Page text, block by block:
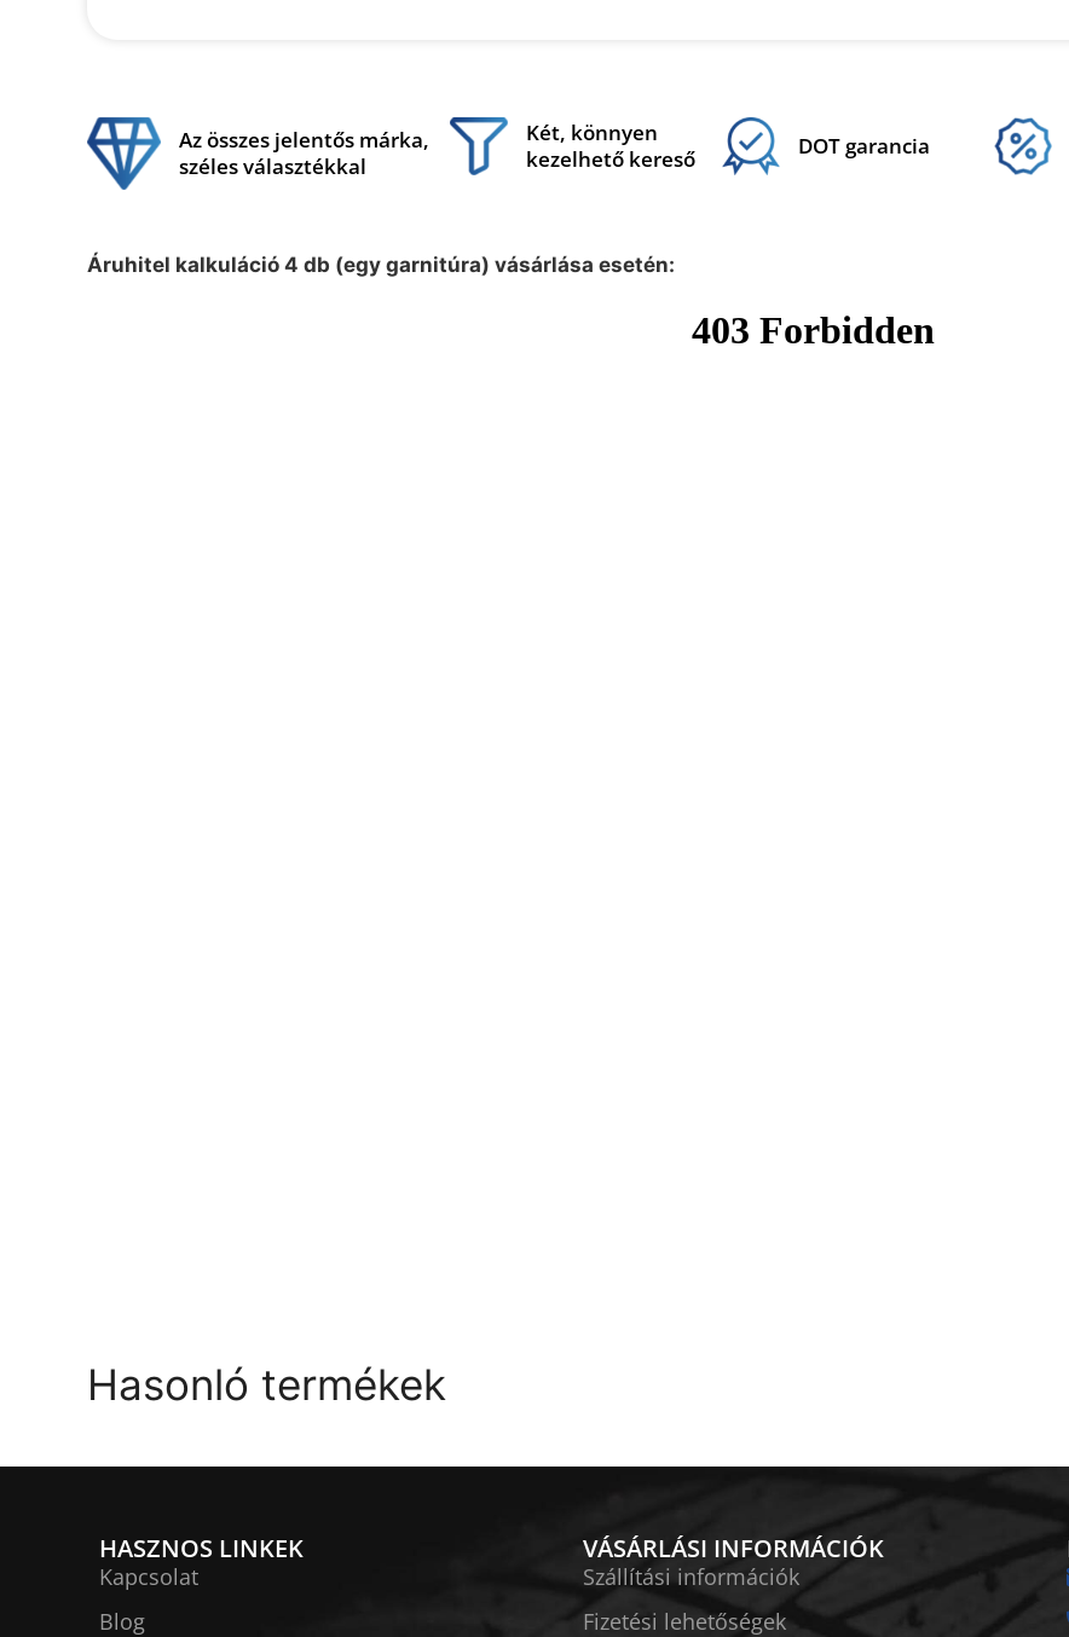
Az összes jelentős márka,
széles választékkal
Két, könnyen
kezelhető kereső
DOT garancia
Áruhitel kalkuláció 4 db (egy garnitúra) vásárlása esetén:
Hasonló termékek
HASZNOS LINKEK
Kapcsolat
Blog
VÁSÁRLÁSI INFORMÁCIÓK
Szállítási információk
Fizetési lehetőségek